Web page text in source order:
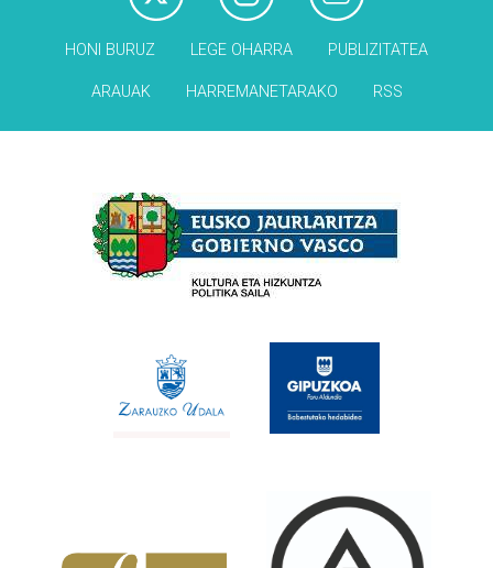
HONI BURUZ LEGE OHARRA PUBLIZITATEA
ARAUAK HARREMANETARAKO RSS